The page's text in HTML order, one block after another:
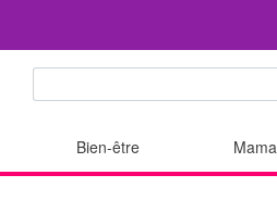
Bien-être